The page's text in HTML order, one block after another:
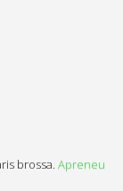
brossa. Apreneu